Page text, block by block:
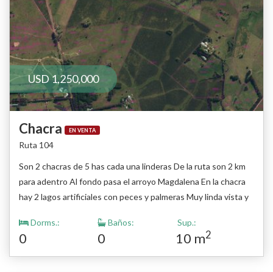
USD 1,250,000
Chacra EN VENTA
Ruta 104
Son 2 chacras de 5 has cada una linderas De la ruta son 2 km
para adentro Al fondo pasa el arroyo Magdalena En la chacra
hay 2 lagos artificiales con peces y palmeras Muy linda vista y
Dorms.:
0
Baños:
0
Sup.:
10 m2